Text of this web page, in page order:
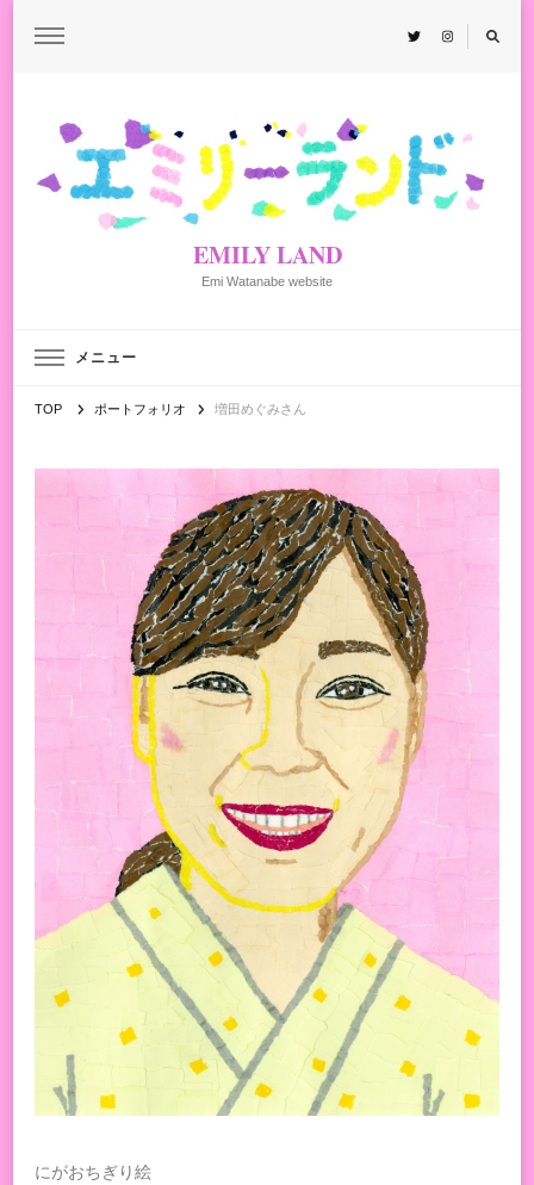
EMILY LAND
Emi Watanabe website
メニュー
TOP ポートフォリオ 増田めぐみさん
にがおちぎり絵